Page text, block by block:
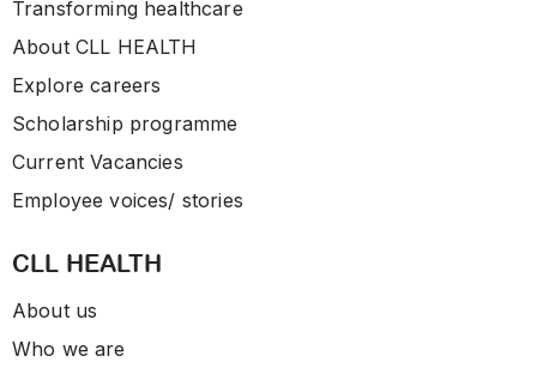
Transforming healthcare
About CLL HEALTH
Explore careers
Scholarship programme
Current Vacancies
Employee voices/ stories
CLL HEALTH
About us
Who we are